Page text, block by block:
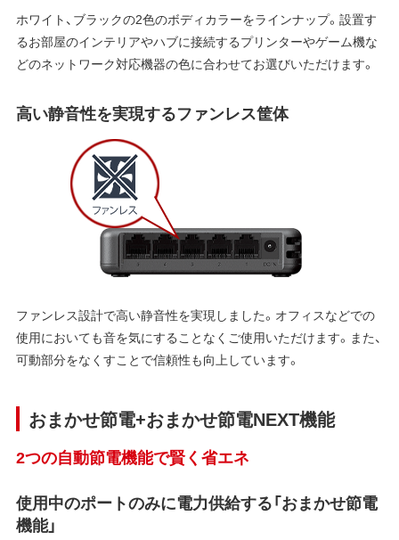
ホワイト、ブラックの2色のボディカラーをラインナップ。設置す
るお部屋のインテリアやハブに接続するプリンターやゲーム機な
どのネットワーク対応機器の色に合わせてお選びいただけます。
高い静音性を実現するファンレス筐体
ファンレス設計で高い静音性を実現しました。オフィスなどでの
使用においても音を気にすることなくご使用いただけます。また、
可動部分をなくすことで信頼性も向上しています。
おまかせ節電+おまかせ節電NEXT機能
2つの自動節電機能で賢く省エネ
使用中のポートのみに電力供給する「おまかせ節電
機能」